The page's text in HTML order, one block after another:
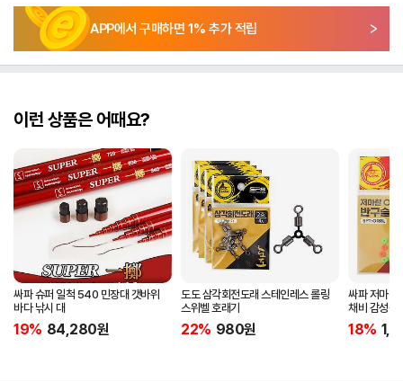
APP에서 구매하면 1% 추가 적립
이런 상품은 어때요?
싸파 슈퍼 일척 540 민장대 갯바위
바다 낚시 대
19% 84,280원
도도 삼각회전도래 스테인레스 롤링
스위벨 호래기
22% 980원
싸파 저마찰
채비 감성돔
18%